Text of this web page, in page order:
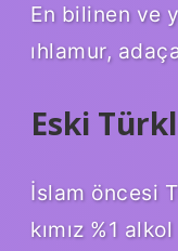
En bilinen ve
ıhlamur,
Eski
İslam öncesi
kımız %1